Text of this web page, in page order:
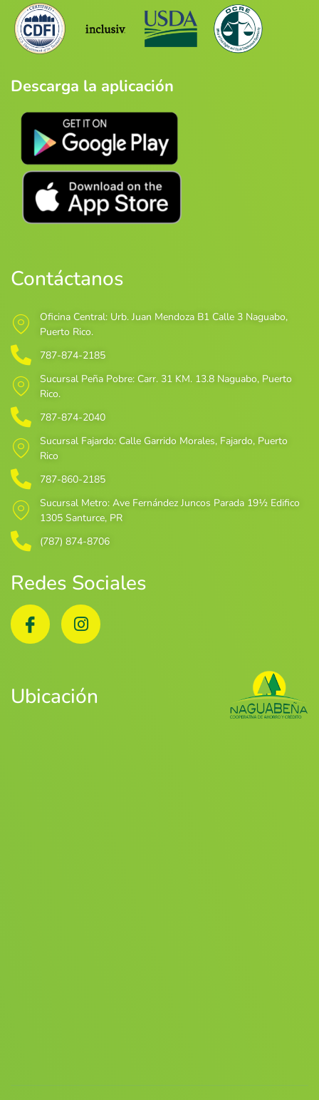
Descarga la aplicación
Contáctanos
Oficina Central: Urb. Juan Mendoza B1 Calle 3 Naguabo,
Puerto Rico.
787-874-2185
Sucursal Peña Pobre: Carr. 31 KM. 13.8 Naguabo, Puerto
Rico.
787-874-2040
Sucursal Fajardo: Calle Garrido Morales, Fajardo, Puerto
Rico
787-860-2185
Sucursal Metro: Ave Fernández Juncos Parada 19½ Edifico
1305 Santurce, PR
(787) 874-8706
Redes Sociales
Ubicación